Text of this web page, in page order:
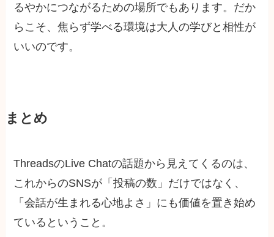
るやかにつながるための場所でもあります。だか
らこそ、焦らず学べる環境は大人の学びと相性が
いいのです。
まとめ
ThreadsのLive Chatの話題から見えてくるのは、
これからのSNSが「投稿の数」だけではなく、
「会話が生まれる心地よさ」にも価値を置き始め
ているということ。